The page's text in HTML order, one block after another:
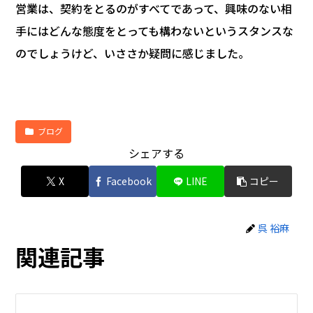
営業は、契約をとるのがすべてであって、興味のない相
手にはどんな態度をとっても構わないというスタンスな
のでしょうけど、いささか疑問に感じました。
ブログ
シェアする
X Facebook LINE コピー
呉 裕麻
関連記事